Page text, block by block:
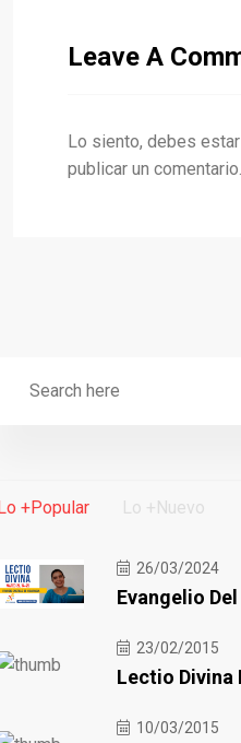
Leave A
Lo siento, debes estar
publicar un comentario.
+Popular Lo +Nuevo
26/03/2024
Evangelio Del
23/02/2015
Lectio Divina
10/03/2015